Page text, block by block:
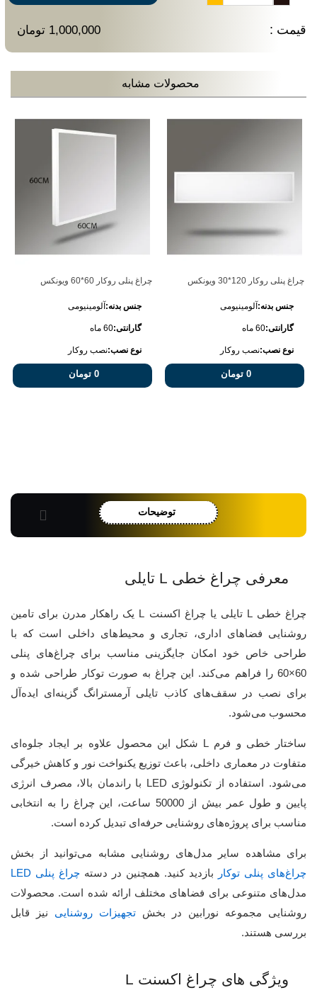
قیمت : 1,000,000 تومان
محصولات مشابه
چراغ پنلی روکار 120*30 ویونکس
جنس بدنه:آلومینیومی
گارانتی:60 ماه
نوع نصب:نصب روکار
0 تومان
چراغ پنلی روکار 60*60 ویونکس
جنس بدنه:آلومینیومی
گارانتی:60 ماه
نوع نصب:نصب روکار
0 تومان
توضیحات
معرفی چراغ خطی L تایلی
چراغ خطی L تایلی یا چراغ اکسنت L یک راهکار مدرن برای تامین
روشنایی فضاهای اداری، تجاری و محیط‌های داخلی است که با
طراحی خاص خود امکان جایگزینی مناسب برای چراغ‌های پنلی
60×60 را فراهم می‌کند. این چراغ به صورت توکار طراحی شده و
برای نصب در سقف‌های کاذب تایلی آرمسترانگ گزینه‌ای ایده‌آل
محسوب می‌شود.
ساختار خطی و فرم L شکل این محصول علاوه بر ایجاد جلوه‌ای
متفاوت در معماری داخلی، باعث توزیع یکنواخت نور و کاهش خیرگی
می‌شود. استفاده از تکنولوژی LED با راندمان بالا، مصرف انرژی
پایین و طول عمر بیش از 50000 ساعت، این چراغ را به انتخابی
مناسب برای پروژه‌های روشنایی حرفه‌ای تبدیل کرده است.
برای مشاهده سایر مدل‌های روشنایی مشابه می‌توانید از بخش
چراغ‌های پنلی توکار
بازدید کنید. همچنین در دسته چراغ پنلی LED
مدل‌های متنوعی برای فضاهای مختلف ارائه شده است. محصولات
روشنایی مجموعه نورابین در بخش تجهیزات روشنایی نیز قابل
بررسی هستند.
ویژگی های چراغ اکسنت L